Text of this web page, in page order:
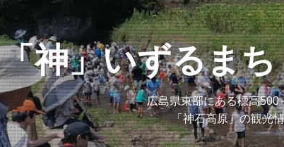
「神」いずるま
広島県東部にある標高
「神石高原」の観光
「神」いずるま
広島県東部にある標高
「神石高原」の観光
「神」いずるま
広島県東部にある標高
「神石高原」の観光